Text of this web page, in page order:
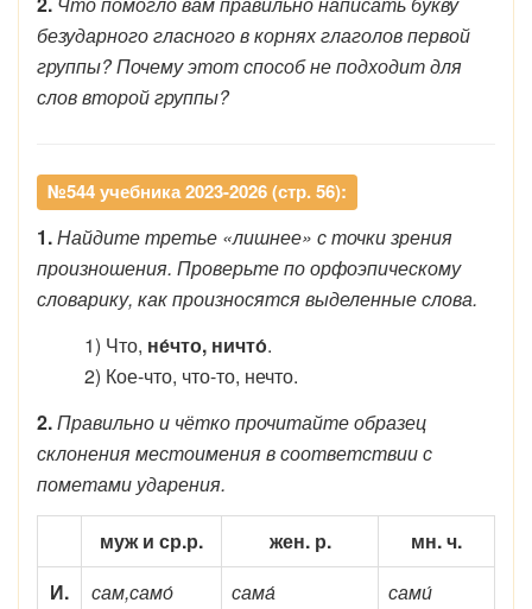
безударного гласного в корнях глаголов первой
группы? Почему этот способ не подходит для
слов второй группы?
№544 учебника 2023-2026 (стр. 56):
1.Найдите третье «лишнее» с точки зрения
произношения. Проверьте по орфоэпическому
словарику, как произносятся выделенные слова.
1) Что, не́что, ничто́.
2) Кое-что, что-то, нечто.
2.Правильно и чётко прочитайте образец
склонения местоимения в соответствии с
пометами ударения.
муж и ср.р. жен. р.
мн. ч.
И.
сам,само́ сама́
сами́